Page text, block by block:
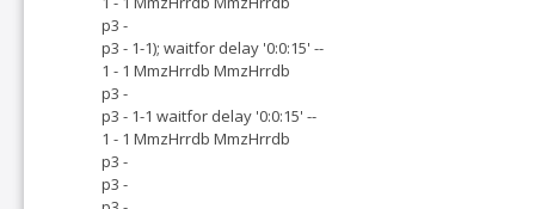
p3 -
p3 - 1-1); waitfor delay '0:0:15' --
1 - 1 MmzHrrdb MmzHrrdb
p3 -
p3 - 1-1 waitfor delay '0:0:15' --
1 - 1 MmzHrrdb MmzHrrdb
p3 -
p3 -